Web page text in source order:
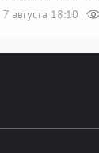
7 августа 18:10